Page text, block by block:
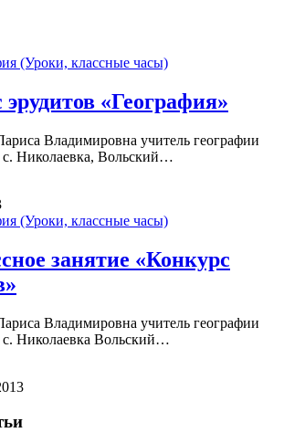
(Уроки, классные часы)
«География»
Владимировна учитель географии
Вольский…
(Уроки, классные часы)
занятие «Конкурс
Владимировна учитель географии
Вольский…